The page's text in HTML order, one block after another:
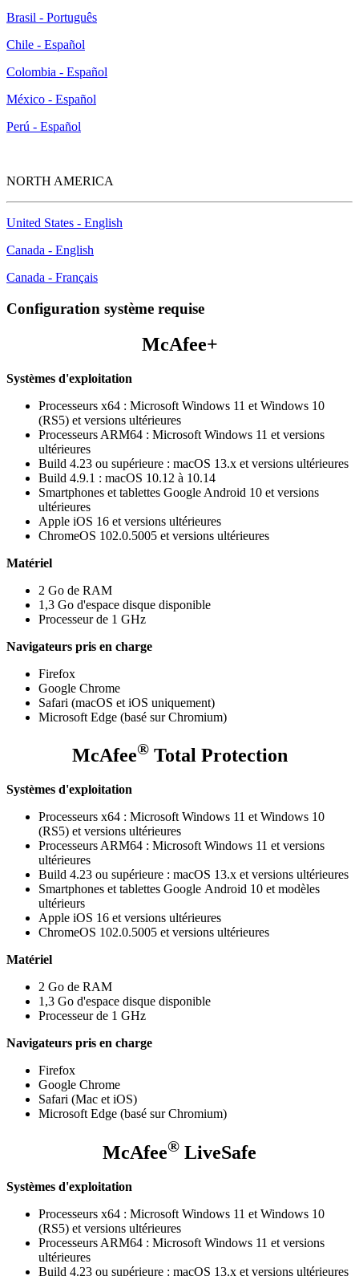
Brasil - Português
Chile - Español
Colombia - Español
México - Español
Perú - Español
NORTH AMERICA
United States - English
Canada - English
Canada - Français
Configuration système requise
McAfee+
Systèmes d'exploitation
Processeurs x64 : Microsoft Windows 11 et Windows 10
(RS5) et versions ultérieures
Processeurs ARM64 : Microsoft Windows 11 et versions
ultérieures
Build 4.23 ou supérieure : macOS 13.x et versions ultérieures
Build 4.9.1 : macOS 10.12 à 10.14
Smartphones et tablettes Google Android 10 et versions
ultérieures
Apple iOS 16 et versions ultérieures
ChromeOS 102.0.5005 et versions ultérieures
Matériel
2 Go de RAM
1,3 Go d'espace disque disponible
Processeur de 1 GHz
Navigateurs pris en charge
Firefox
Google Chrome
Safari (macOS et iOS uniquement)
Microsoft Edge (basé sur Chromium)
McAfee®Total Protection
Systèmes d'exploitation
Processeurs x64 : Microsoft Windows 11 et Windows 10
(RS5) et versions ultérieures
Processeurs ARM64 : Microsoft Windows 11 et versions
ultérieures
Build 4.23 ou supérieure : macOS 13.x et versions ultérieures
Smartphones et tablettes Google Android 10 et modèles
ultérieurs
Apple iOS 16 et versions ultérieures
ChromeOS 102.0.5005 et versions ultérieures
Matériel
2 Go de RAM
1,3 Go d'espace disque disponible
Processeur de 1 GHz
Navigateurs pris en charge
Firefox​
Google Chrome​
Safari (Mac et iOS)
Microsoft Edge (basé sur Chromium)
McAfee® LiveSafe
Systèmes d'exploitation
Processeurs x64 : Microsoft Windows 11 et Windows 10
(RS5) et versions ultérieures
Processeurs ARM64 : Microsoft Windows 11 et versions
ultérieures
Build 4.23 ou supérieure : macOS 13.x et versions ultérieures